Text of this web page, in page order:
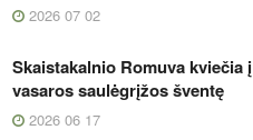
2026 07 02
Skaistakalnio Romuva kviečia į
vasaros saulėgrįžos šventę
2026 06 17